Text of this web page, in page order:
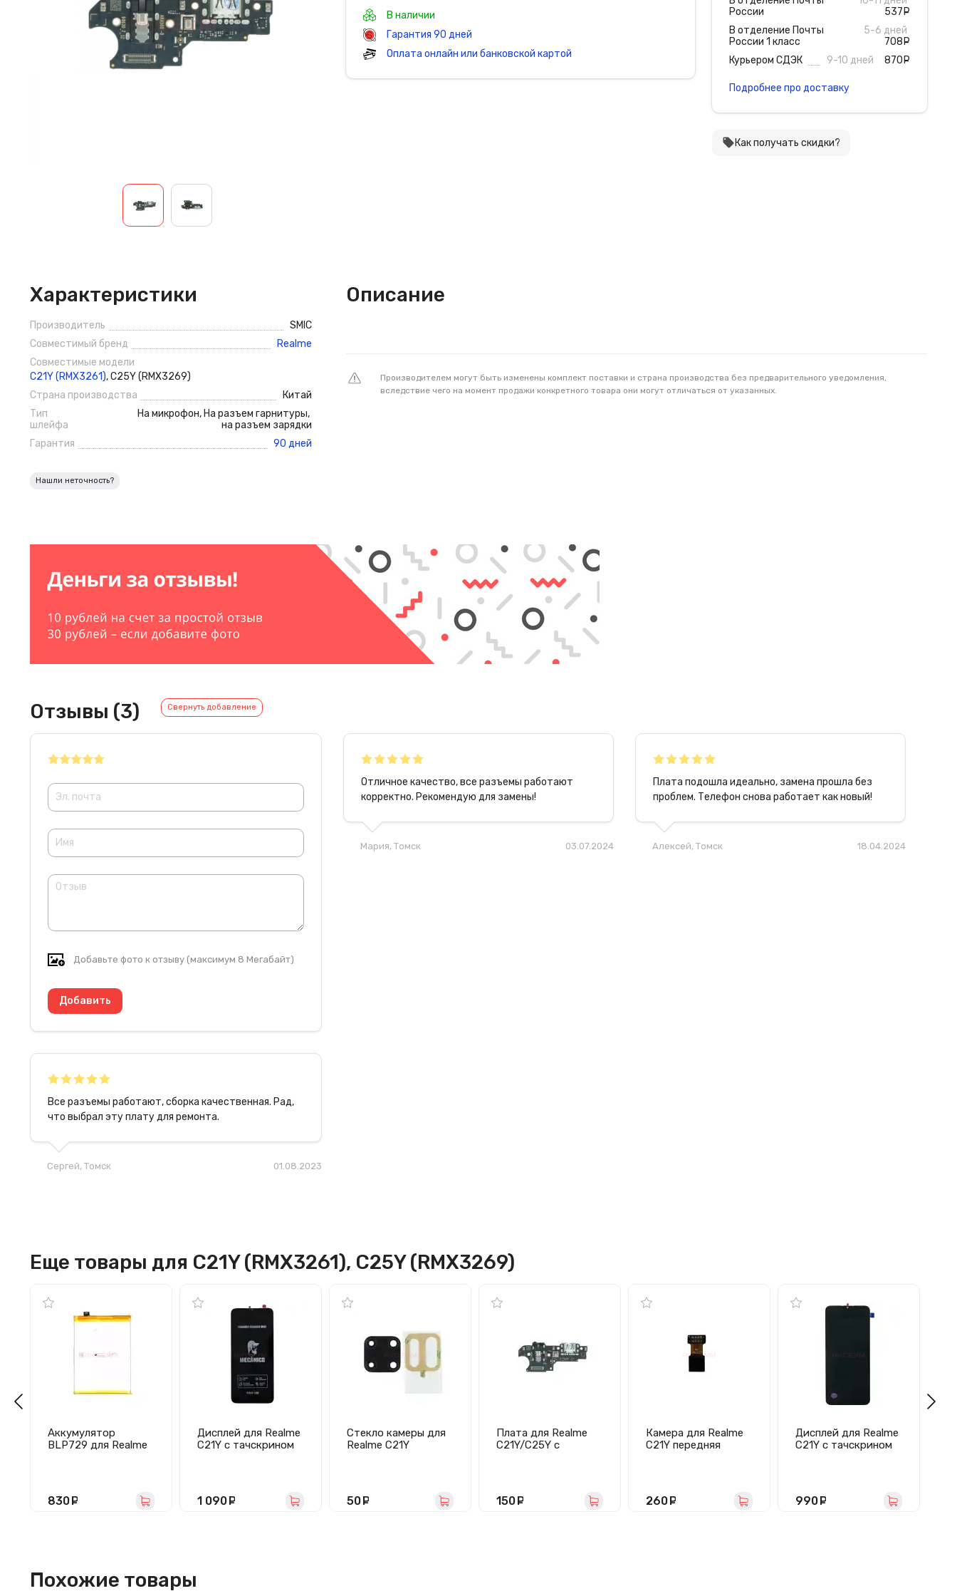
В наличии
Гарантия 90 дней
Оплата онлайн или банковской картой
России
537
В отделение Почты
России 1 класс
5-6 дней
708
Курьером СДЭК
9-10 дней 870
Подробнее про доставку
local_offerКак получать скидки?
Характеристики
Производитель
SMIC
Совместимый бренд
Realme
Совместимые модели
C21Y (RMX3261),C25Y (RMX3269)
Страна производства
Китай
Тип
шлейфа
На микрофон, На разъем гарнитуры,
на разъем зарядки
Гарантия
90 дней
Нашли неточность?
Описание
Производителем могут быть изменены комплект поставки и страна производства без предварительного уведомления,
вследствие чего на момент продажи конкретного товара они могут отличаться от указанных.
Отзывы (3) Свернуть добавление
Добавьте фото к отзыву (максимум 8 Мегабайт)
Все разъемы работают, сборка качественная. Рад,
что выбрал эту плату для ремонта.
Сергей, Томск 01.08.2023
Отличное качество, все разъемы работают
корректно. Рекомендую для замены!
Мария, Томск 03.07.2024
Плата подошла идеально, замена прошла без
проблем. Телефон снова работает как новый!
Алексей, Томск 18.04.2024
Еще товары для C21Y (RMX3261), C25Y (RMX3269)
Аккумулятор
BLP729 для Realme
830
Дисплей для Realme
C21Y с тачскрином
1 090 руб.
Стекло камеры для
Realme C21Y
50
Плата для Realme
C21Y/C25Y с
150
Камера для Realme
C21Y передняя
260
Дисплей для Realme
C21Y с тачскрином
990
Похожие товары